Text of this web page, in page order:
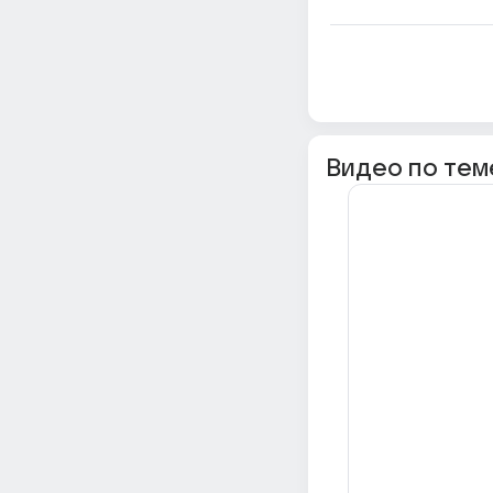
Видео по